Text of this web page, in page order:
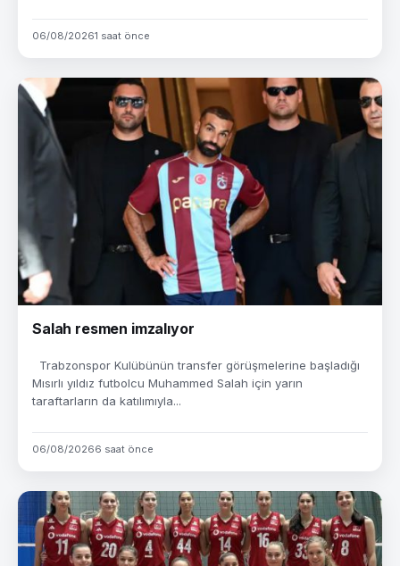
06/08/20261 saat önce
Salah resmen imzalıyor
Trabzonspor Kulübünün transfer görüşmelerine başladığı
Mısırlı yıldız futbolcu Muhammed Salah için yarın
taraftarların da katılımıyla...
06/08/20266 saat önce